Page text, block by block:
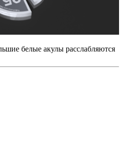
белые акулы расслабляются